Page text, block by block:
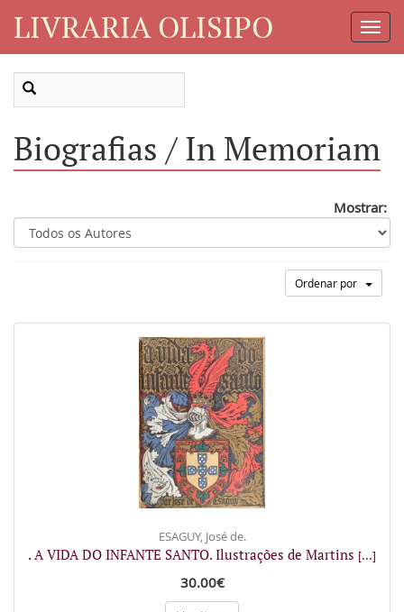
LIVRARIA OLISIPO
Biografias / In Memoriam
Mostrar:
Ordenar por
ESAGUY, José de.
. A VIDA DO INFANTE SANTO. Ilustrações de Martins [...]
30.00€